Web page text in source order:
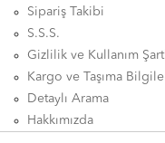
Sipariş Takibi
S.S.S.
Gizlilik ve Kullanım
Kargo ve Taşıma
Detaylı Arama
Hakkımızda